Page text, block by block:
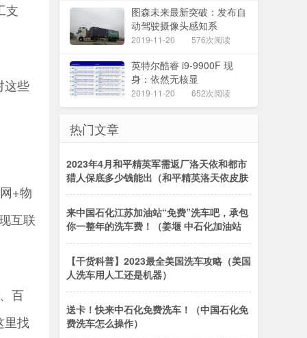
支
这些
+物
互联
百
里找
图森未来最新突破：发布自
动驾驶摄像头感知系
2019-11-20 576次阅读
英特尔酷睿 i9-9900F 现
身：依然无核显
2019-11-20 652次阅读
热门文章
2023年4月和平精英军需返厂洛天依和都市
猎人保底多少钱能出（和平精英洛天依皮肤
来中国石化江苏加油站“免费”洗车吧，承包
你一整年的洗车费！（姜堰 中石化加油站
【干货科普】2023最全美国洗车攻略（美国
人洗车用人工还是机器）
送卡！快来中石化免费洗车！（中国石化免
费洗车怎么操作）